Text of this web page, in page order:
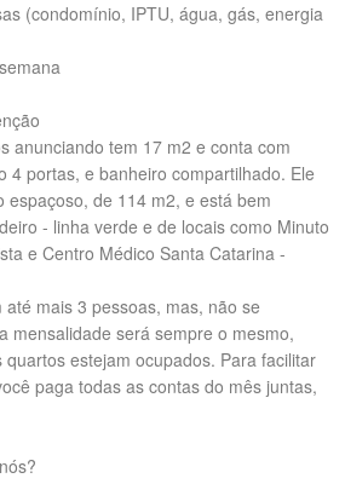
(condomínio, IPTU, água, gás, energia
anunciando tem 17 m2 e conta com
4 portas, e banheiro compartilhado. Ele
espaçoso, de 114 m2, e está bem
- linha verde e de locais como Minuto
e Centro Médico Santa Catarina -
mais 3 pessoas, mas, não se
mensalidade será sempre o mesmo,
estejam ocupados. Para facilitar
paga todas as contas do mês juntas,